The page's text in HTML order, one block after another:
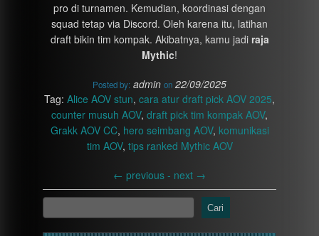
pro di turnamen. Kemudian, koordinasi dengan
squad tetap via Discord. Oleh karena itu, latihan
draft bikin tim kompak. Akibatnya, kamu jadi raja
Mythic!
Posted by: admin on 22/09/2025
Tag: Alice AOV stun, cara atur draft pick AOV 2025,
counter musuh AOV, draft pick tim kompak AOV,
Grakk AOV CC, hero seimbang AOV, komunikasi
tim AOV, tips ranked Mythic AOV
← previous - next →
Cari